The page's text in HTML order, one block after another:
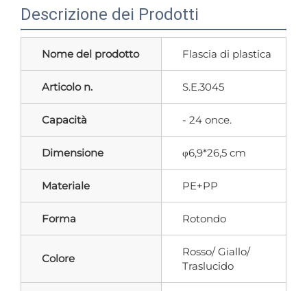
riempimento
⭐Ottimo per l'aceto balsamico
Descrizione dei Prodotti
Nome del prodotto Flascia di plastica
Articolo n. S.E.3045
Capacità - 24 once.
Dimensione φ6,9*26,5 cm
Materiale PE+PP
Forma Rotondo
Colore
Rosso/ Giallo/
Traslucido